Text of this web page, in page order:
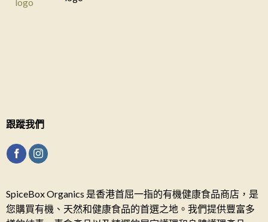
跟蹤我們
SpiceBox Organics 是香港首屈一指的有機健康食品商店，是
您購買有機、天然和健康食品的首選之地。我們提供豐富多